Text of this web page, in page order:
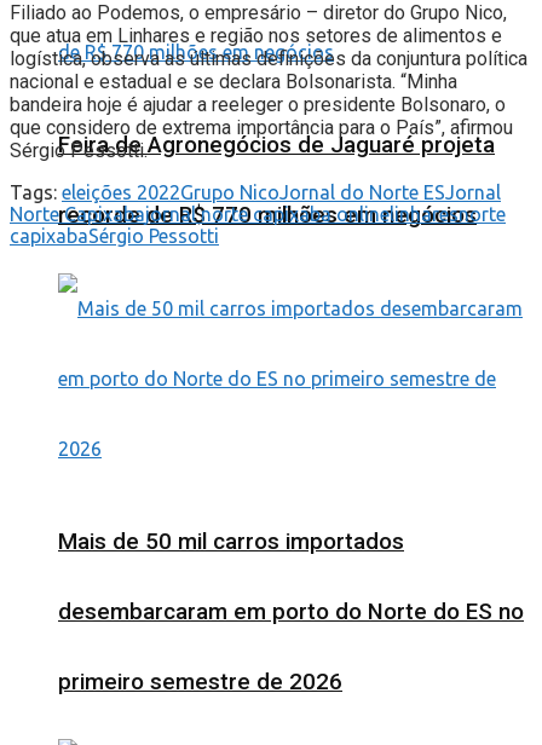
Feira de Agronegócios de Jaguaré projeta
recorde de R$ 770 milhões em negócios
Mais de 50 mil carros importados
desembarcaram em porto do Norte do ES no
primeiro semestre de 2026
Filiado ao Podemos, o empresário – diretor do Grupo Nico,
que atua em Linhares e região nos setores de alimentos e
logística, observa as últimas definições da conjuntura política
nacional e estadual e se declara Bolsonarista. “Minha
bandeira hoje é ajudar a reeleger o presidente Bolsonaro, o
que considero de extrema importância para o País”, afirmou
Sérgio Pessotti.
Tags: eleições 2022Grupo NicoJornal do Norte ESJornal
Norte Capixabajornal norte capixaba onlinelinharesnorte
capixabaSérgio Pessotti